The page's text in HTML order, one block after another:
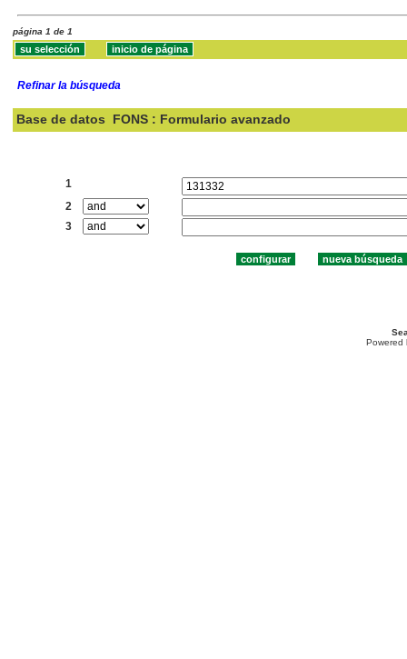
página 1 de 1
Refinar la búsqueda
Base de datos FONS : Formulario avanzado
1
2
3